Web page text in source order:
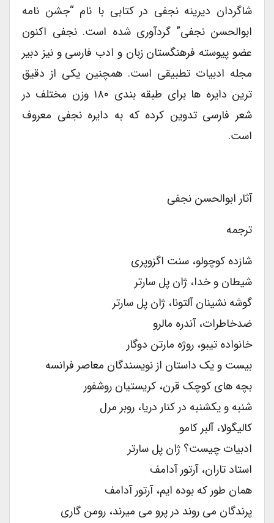
شاگردان دیرینه نجفی در کتابی با نام “جشن نامه
ابوالحسن نجفی” گردآوری شده است. نجفی اکنون
عضو پیوسته فرهنگستان زبان و ادب فارسی و نیز دبیر
مجله ادبیات تطبیقی است. همچنین یکی از دقیق
ترین دایره ها برای طبقه بندی ۱۸۰ وزن مختلف در
شعر فارسی تدوین کرده که به دایره نجفی معروف
است.
آثار ابوالحسن نجفی
ترجمه
شازده کوچولو، سنت اگزوپری
شیطان و خدا، ژان پل سارتر
گوشه نشینان آلتونا، ژان پل سارتر
ضدخاطرات، آندره مالرو
خانواده تیبو، روژه مارتن دوگار
بیست و یک داستان از نویسندگان معاصر فرانسه
بچه های کوچک قرن، کریستیان روشفور
شنبه و یکشنبه در کنار دریا، روبر مرل
کالیگولا، آلبر کامو
ادبیات چیست؟ ژان پل سارتر
استاد تاران، آرتور آدامف
همان طور که بوده ایم، آرتور آدامف
پرندگان می روند در پرو می میرند، رومن گاری